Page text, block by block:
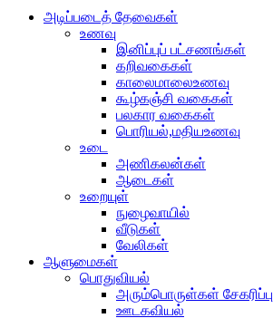
அடிப்படைத் தேவைகள்
உணவு
இனிப்புப் பட்சணங்கள்
கறிவகைகள்
காலைமாலைஉணவு
கூழ்கஞ்சி வகைகள்
பலகார வகைகள்
பொரியல்,மதியஉணவு
உடை
அணிகலன்கள்
ஆடைகள்
உறையுள்
நுழைவாயில்
வீடுகள்
வேலிகள்
ஆளுமைகள்
பொதுவியல்
அரும்பொருள்கள் சேகரிப்பு
ஊடகவியல்